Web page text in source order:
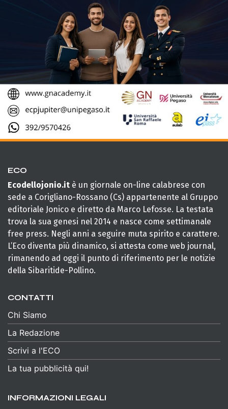
ECO
Ecodellojonio.it è un giornale on-line calabrese con
sede a Corigliano-Rossano (Cs) appartenente al Gruppo
editoriale Jonico e diretto da Marco Lefosse. La testata
trova la sua genesi nel 2014 e nasce come settimanale
free press. Negli anni a seguire muta spirito e carattere.
L’Eco diventa più dinamico, si attesta come web journal,
rimanendo ad oggi il punto di riferimento per le notizie
della Sibaritide-Pollino.
CONTATTI
Chi Siamo
La Redazione
Scrivi a l'ECO
La tua pubblicità qui!
INFORMAZIONI LEGALI